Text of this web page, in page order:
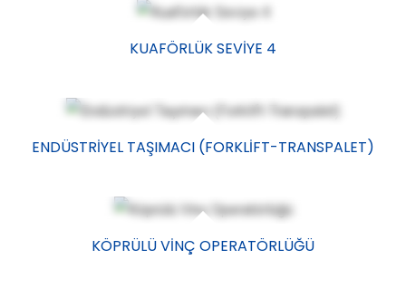
KUAFÖRLÜK SEVIYE 4
ENDÜSTRIYEL TAŞIMACI (FORKLIFT-TRANSPALET)
KÖPRÜLÜ VINÇ OPERATÖRLÜĞÜ